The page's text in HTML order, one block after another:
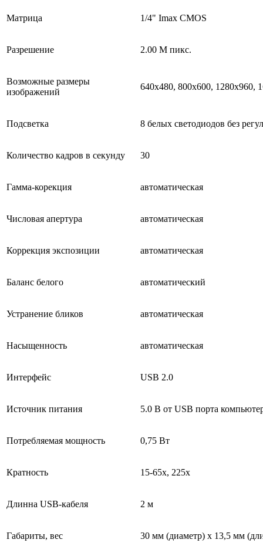
Матрица 1/4" Imax CMOS
Разрешение 2.00 М пикс.
Возможные размеры
изображений
640x480, 800х600, 1280x960,
Подсветка 8 белых светодиодов без
Количество кадров в секунду 30
Гамма-корекция автоматическая
Числовая апертура автоматическая
Коррекция экспозиции автоматическая
Баланс белого автоматический
Устранение бликов автоматическая
Насыщенность автоматическая
Интерфейс USB 2.0
Источник питания 5.0 В от USB порта
Потребляемая мощность 0,75 Вт
Кратность 15-65х, 225х
Длинна USB-кабеля 2 м
Габариты, вес 30 мм (диаметр) x 13,5 мм